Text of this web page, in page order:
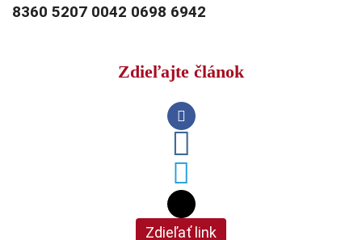
8360 5207 0042 0698 6942
Zdieľajte článok
Zdieľať link